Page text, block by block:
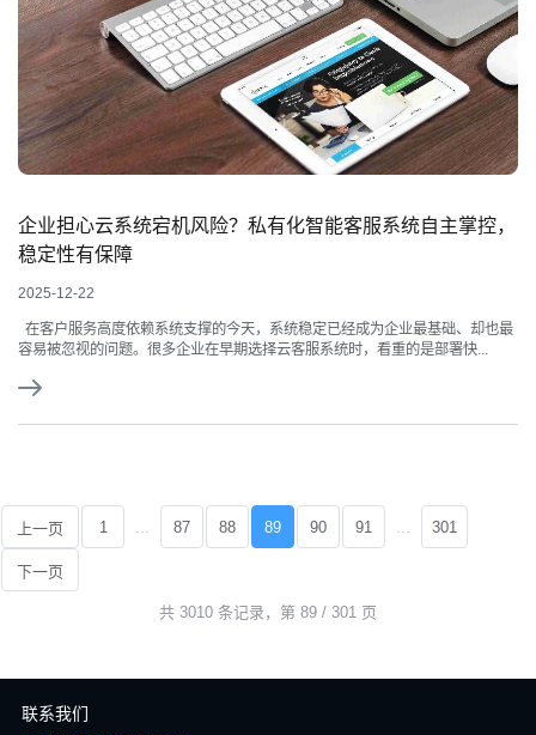
企业担心云系统宕机风险？私有化智能客服系统自主掌控，
稳定性有保障
2025-12-22
在客户服务高度依赖系统支撑的今天，系统稳定已经成为企业最基础、却也最
容易被忽视的问题。很多企业在早期选择云客服系统时，看重的是部署快...
上一页 1 87 88 89 90 91 301
下一页
共 3010 条记录，第 89 / 301 页
联系我们